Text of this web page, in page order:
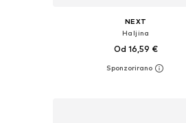
NEXT
Haljina
Od 16,59 €
Dostupno u više veličina